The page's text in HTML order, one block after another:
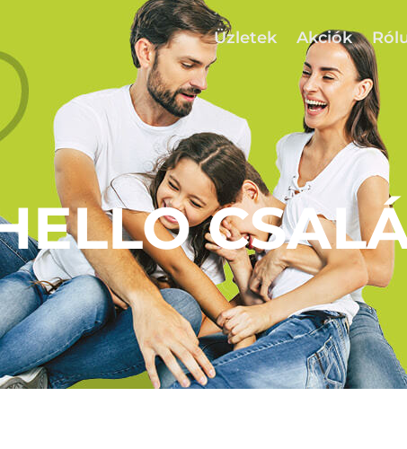
Üzletek Akciók